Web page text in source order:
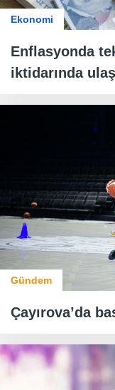
Ekonomi
Enflasyonda
iktidarında
Gündem
Çayırova’da